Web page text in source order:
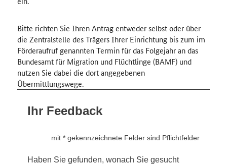
Bitte richten Sie Ihren Antrag entweder selbst oder über
die Zentralstelle des Trägers Ihrer Einrichtung bis zum im
Förderaufruf genannten Termin für das Folgejahr an das
Bundesamt für Migration und Flüchtlinge (BAMF) und
nutzen Sie dabei die dort angegebenen
Übermittlungswege.